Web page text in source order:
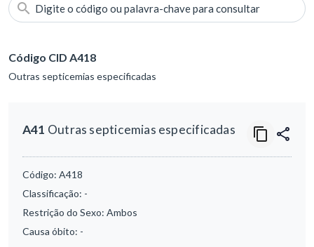
Digite o código ou palavra-chave para consultar
Código CID A418
Outras septicemias especificadas
A41 Outras septicemias especificadas
Código: A418
Classificação: -
Restrição do Sexo: Ambos
Causa óbito: -